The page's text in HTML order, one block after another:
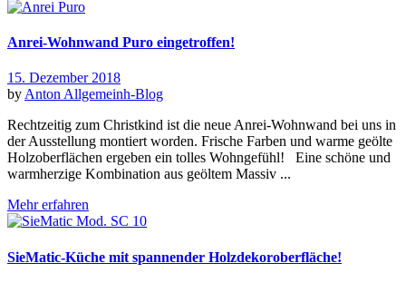
Anrei-Wohnwand Puro eingetroffen!
15. Dezember 2018
by Anton Allgemeinh-Blog
Rechtzeitig zum Christkind ist die neue Anrei-Wohnwand bei uns in
der Ausstellung montiert worden. Frische Farben und warme geölte
Holzoberflächen ergeben ein tolles Wohngefühl! Eine schöne und
warmherzige Kombination aus geöltem Massiv ...
Mehr erfahren
SieMatic-Küche mit spannender Holzdekoroberfläche!